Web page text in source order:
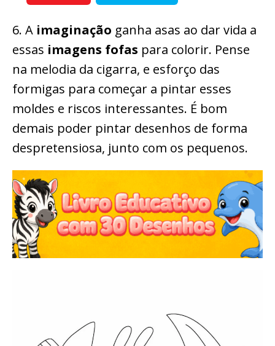
6. A imaginação ganha asas ao dar vida a
essas imagens fofas para colorir. Pense
na melodia da cigarra, e esforço das
formigas para começar a pintar esses
moldes e riscos interessantes. É bom
demais poder pintar desenhos de forma
despretensiosa, junto com os pequenos.